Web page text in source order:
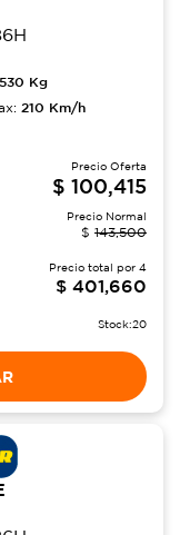
530 Kg
210 Km/h
Precio Oferta
$ 100,415
Precio Normal
$ 143,500
Precio total por 4
$ 401,660
Stock:20